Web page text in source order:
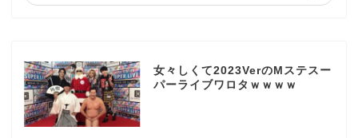
女々しくて2023VerのMステスー
パーライブワロタｗｗｗｗ